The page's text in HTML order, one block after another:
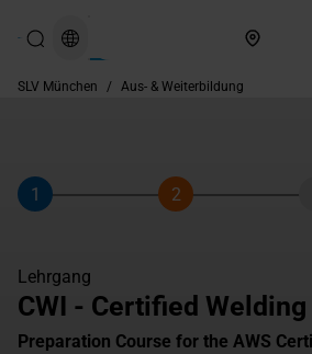
SLV München / Aus- & Weiterbildung
Schritt
1
Schritt
2
Lehrgang
CWI - Certified
Preparation Course for the AWS